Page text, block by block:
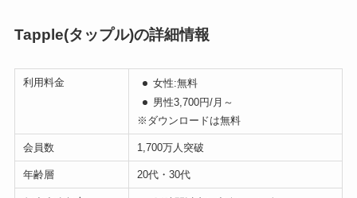
Tapple(タップル)の詳細情報
利用料金
女性:無料
男性3,700円/月～
※ダウンロードは無料
会員数 1,700万人突破
年齢層 20代・30代